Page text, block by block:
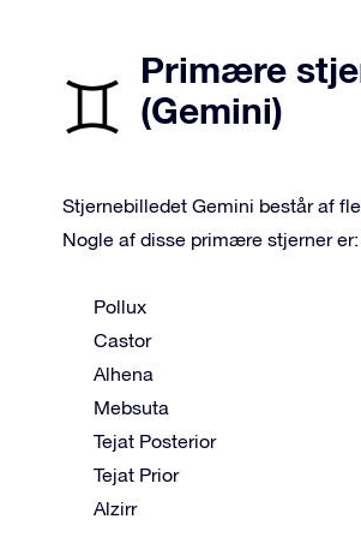
Primære
(Gemini)
Stjernebilledet Gemini består af
Nogle af disse primære stjerner er:
Pollux
Castor
Alhena
Mebsuta
Tejat Posterior
Tejat Prior
Alzirr